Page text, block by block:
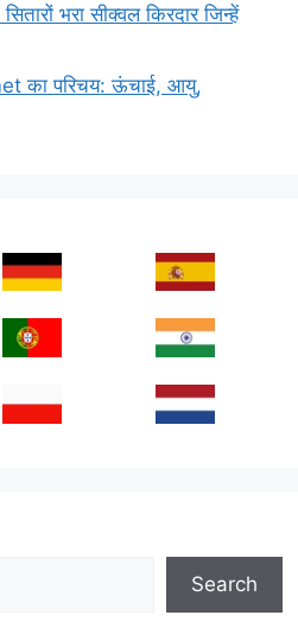
भरा सीक्वल किरदार जिन्हें
का परिचय: ऊंचाई, आयु,
Search